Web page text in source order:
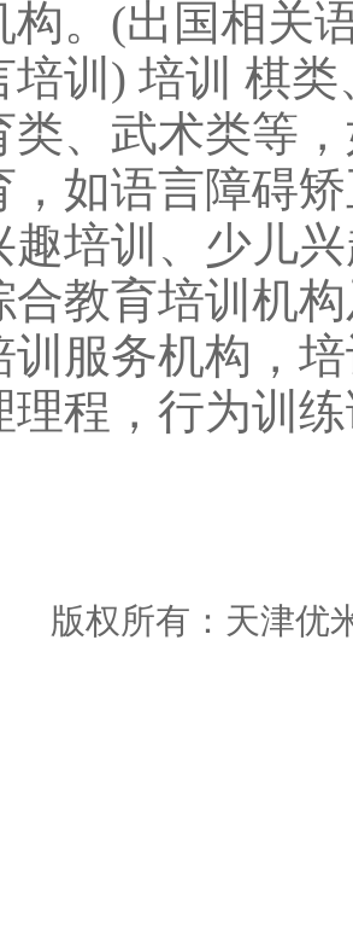
构。(出国相关
培训) 培训 棋
类、武术类等
，如语言障碍
趣培训、少儿
合教育培训机
训服务机构，
理程，行为训
版权所有：天津优